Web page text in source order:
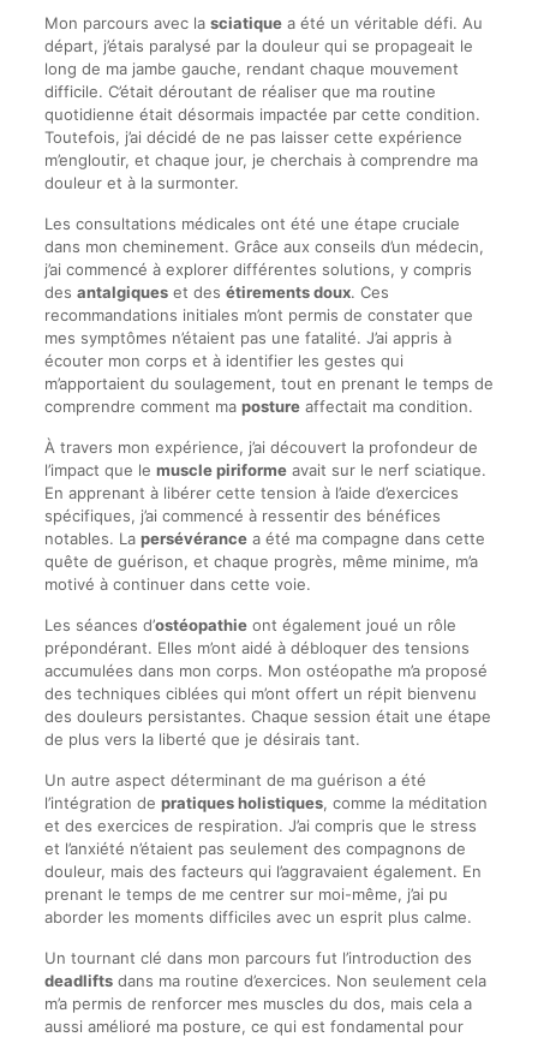
Mon parcours avec la sciatiquea été un véritable défi. Au
départ, j’étais paralysé par la douleur qui se propageait le
long de ma jambe gauche, rendant chaque mouvement
difficile. C’était déroutant de réaliser que ma routine
quotidienne était désormais impactée par cette condition.
Toutefois, j’ai décidé de ne pas laisser cette expérience
m’engloutir, et chaque jour, je cherchais à comprendre ma
douleur et à la surmonter.
Les consultations médicales ont été une étape cruciale
dans mon cheminement. Grâce aux conseils d’un médecin,
j’ai commencé à explorer différentes solutions, y compris
des antalgiqueset des étirements doux. Ces
recommandations initiales m’ont permis de constater que
mes symptômes n’étaient pas une fatalité. J’ai appris à
écouter mon corps et à identifier les gestes qui
m’apportaient du soulagement, tout en prenant le temps de
comprendre comment ma postureaffectait ma condition.
À travers mon expérience, j’ai découvert la profondeur de
l’impact que le muscle piriformeavait sur le nerf sciatique.
En apprenant à libérer cette tension à l’aide d’exercices
spécifiques, j’ai commencé à ressentir des bénéfices
notables. La persévérancea été ma compagne dans cette
quête de guérison, et chaque progrès, même minime, m’a
motivé à continuer dans cette voie.
Les séances d’ostéopathieont également joué un rôle
prépondérant. Elles m’ont aidé à débloquer des tensions
accumulées dans mon corps. Mon ostéopathe m’a proposé
des techniques ciblées qui m’ont offert un répit bienvenu
des douleurs persistantes. Chaque session était une étape
de plus vers la liberté que je désirais tant.
Un autre aspect déterminant de ma guérison a été
l’intégration de pratiques holistiques, comme la méditation
et des exercices de respiration. J’ai compris que le stress
et l’anxiété n’étaient pas seulement des compagnons de
douleur, mais des facteurs qui l’aggravaient également. En
prenant le temps de me centrer sur moi-même, j’ai pu
aborder les moments difficiles avec un esprit plus calme.
Un tournant clé dans mon parcours fut l’introduction des
deadliftsdans ma routine d’exercices. Non seulement cela
m’a permis de renforcer mes muscles du dos, mais cela a
aussi amélioré ma posture, ce qui est fondamental pour